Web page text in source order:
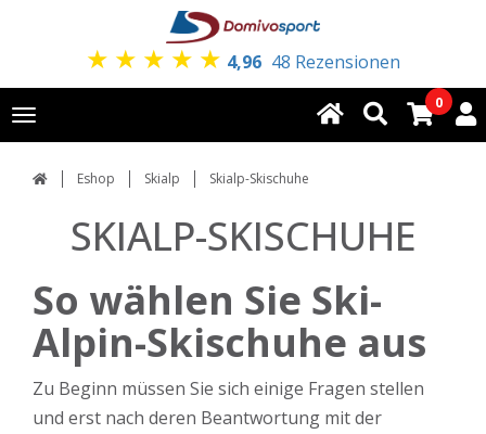
★ ★ ★ ★ ★ 4,96 48 Rezensionen
Toggle
navigation
0
Eshop Skialp Skialp-Skischuhe
SKIALP-SKISCHUHE
So wählen Sie Ski-
Alpin-Skischuhe aus
Zu Beginn müssen Sie sich einige Fragen stellen
und erst nach deren Beantwortung mit der